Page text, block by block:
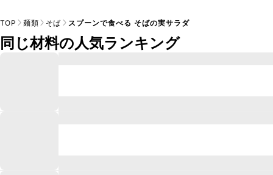
TOP 麺類 そば スプーンで食べる そばの実サラダ
同じ材料の人気ランキング